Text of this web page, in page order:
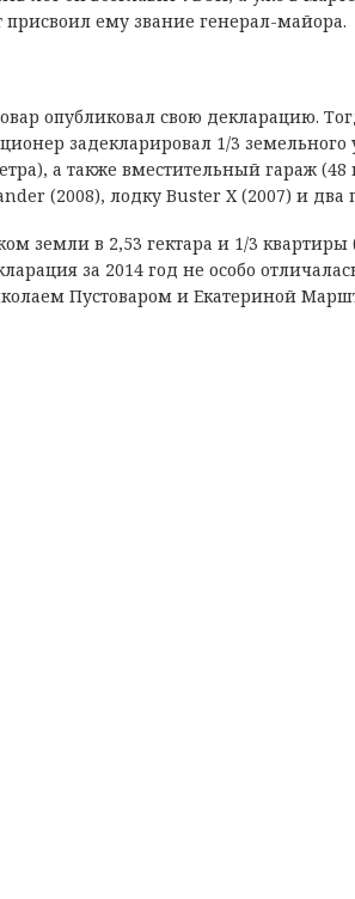
ему звание генерал-майора.
опубликовал свою декларацию.
задекларировал 1/3 земельного
а также вместительный гараж
(2008), лодку Buster X (2007) и два
земли в 2,53 гектара и 1/3
за 2014 год не особо
Пустоваром и Екатериной